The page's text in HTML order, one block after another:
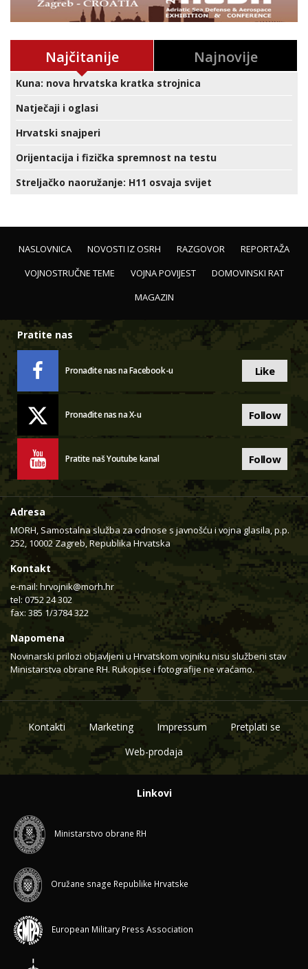
Najčitanije Najnovije
Kuna: nova hrvatska kratka strojnica
Natječaji i oglasi
Hrvatski snajperi
Orijentacija i fizička spremnost na testu
Streljačko naoružanje: H11 osvaja svijet
NASLOVNICA NOVOSTI IZ OSRH RAZGOVOR
REPORTAŽA
VOJNOSTRUČNE TEME
VOJNA POVIJEST
DOMOVINSKI RAT
MAGAZIN
Pratite nas
Pronađite nas na Facebook-u Like
Pronađite nas na X-u Follow
Pratite naš Youtube kanal Follow
Adresa
MORH, Samostalna služba za odnose s javnošću i vojna glasila, p.p.
252, 10002 Zagreb, Republika Hrvatska
Kontakt
e-mail: hrvojnik@morh.hr
tel: 0752 24 302
fax: 385 1/3784 322
Napomena
Novinarski prilozi objavljeni u Hrvatskom vojniku nisu službeni stav
Ministarstva obrane RH. Rukopise i fotografije ne vraćamo.
Kontakti Marketing Impressum
Pretplati se
Web-prodaja
Linkovi
Ministarstvo obrane RH
Oružane snage Republike Hrvatske
European Military Press Association